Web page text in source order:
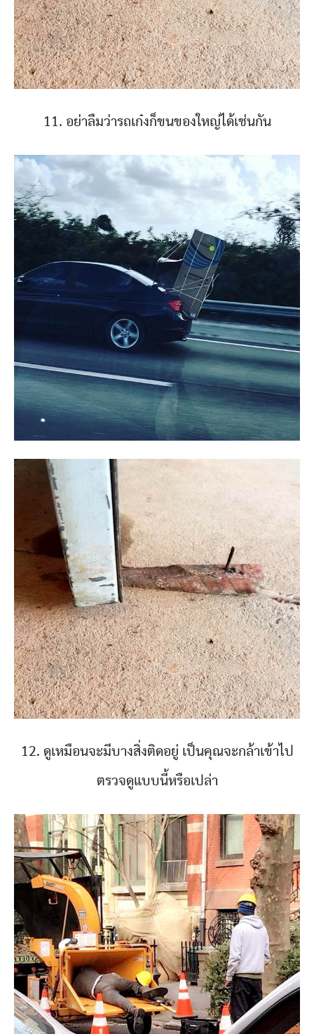
11. อย่าลืมว่ารถเก๋งก็ขนของใหญ่ได้เช่นกัน
12. ดูเหมือนจะมีบางสิ่งติดอยู่ เป็นคุณจะกล้าเข้าไป
ตรวจดูแบบนี้หรือเปล่า